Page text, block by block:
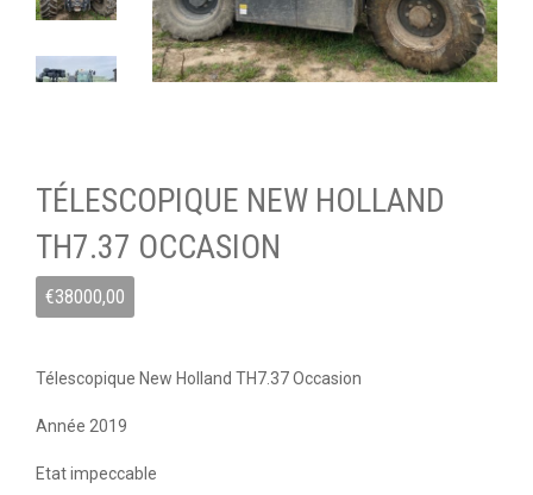
TÉLESCOPIQUE NEW HOLLAND
TH7.37 OCCASION
€38000,00
Télescopique New Holland TH7.37 Occasion
Année 2019
Etat impeccable